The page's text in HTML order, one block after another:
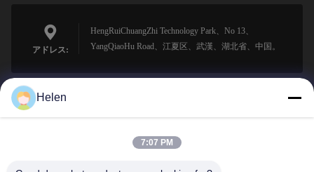
アドレス:
HengRuiChuangZhi Technology Park、No 13、
YangQiaoHu Road、江夏区、武漢、湖北省、中国。
sales@perfectlaser.net
Helen
7:07 PM